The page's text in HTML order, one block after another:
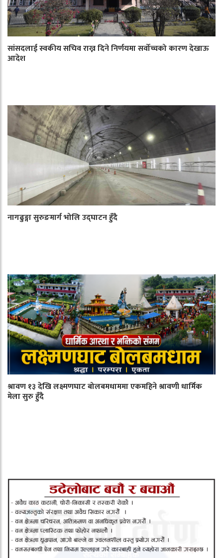
सांसदलाई स्वकीय सचिव राख्न दिने निर्णयमा सर्वोच्चको कारण देखाऊ
आदेश
नागढुङ्गा सुरुङमार्ग भोलि उद्घाटन हुँदै
श्रावण १३ देखि लक्ष्मणघाट बोलबमधाममा एकमहिने श्रावणी धार्मिक
मेला सुरु हुँदै